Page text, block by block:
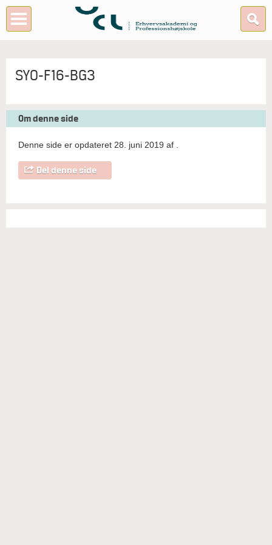
SYO-F16-BG3
Om denne side
Denne side er opdateret 28. juni 2019 af
Del denne side